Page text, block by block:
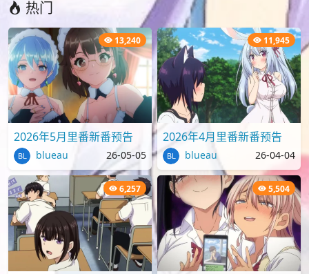
热门
13,240
2026年5月里番新番预告
blueau 26-05-05
11,945
2026年4月里番新番预告
blueau 26-04-04
6,257 5,504